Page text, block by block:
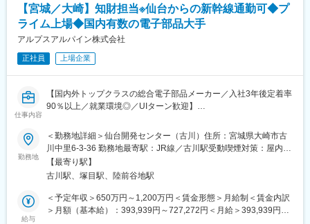
■キャリアパス：
入社後は製品知識や測定機器の操作方法を習得しながら、品質検
査の実務経験を積んでいただきます。
対応など、より専門性の高い業務に挑戦いただきます。
・品質保証体制の構築
・製造部門や営業部門との調整
などを担うポジションへのステップアップを期待しています。
■当社で働く魅力：
最新の三次元測定機や画像測定器を活用し、高度な測定・評価ス
検査だけでなく、品質改善や工程改善にも携わることで、ものづ
くり全体を理解できる環境です。
【宮城／大崎】知財担当※仙台からの新幹線通勤可◆プ
ライム上場◆国内有数の電子部品大手
アルプスアルパイン株式会社
正社員 上場企業
仕事内容
【国内外トップクラスの総合電子部品メーカー／入社3年後定着率
90％以上／就業環境◎／UIターン歓迎】
■業務内容：
知財戦略立案、特許等の権利化、管理、調査、IP分析等をお任せ
します。企業知財で求められるスキルセットも変わってきている
ところであり、こうした環境変化を踏まえ、次世代の知財組織を
担う人材の採用を行います。
■当ポジションの魅力：
勤務地
＜勤務地詳細＞仙台開発センター（古川）住所：宮城県大崎市古
川中里6-3-36 勤務地最寄駅：JR線／古川駅受動喫煙対策：屋内全
面禁煙変更の範囲：会社の定める事業所（リモートワーク含む）
【最寄り駅】
古川駅、塚目駅、陸前谷地駅
給与
＜予定年収＞650万円～1,200万円＜賃金形態＞月給制＜賃金内訳
＞月額（基本給）：393,939円～727,272円＜月給＞393,939円～